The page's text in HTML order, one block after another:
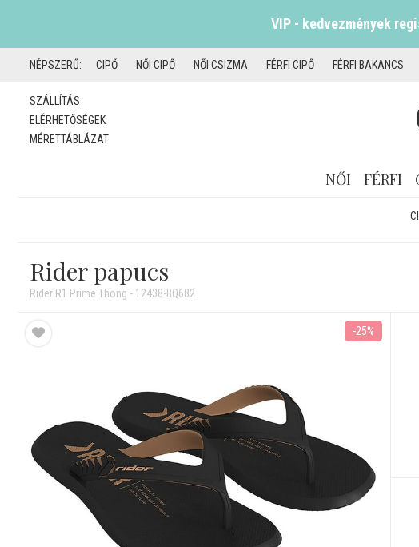
VIP - kedvezmények
NÉPSZERŰ: CIPŐ NŐI CIPŐ NŐI CSIZMA FÉRFI CIPŐ FÉRFI BAKANCS
SZÁLLÍTÁS
ELÉRHETŐSÉGEK
MÉRETTÁBLÁZAT
NŐI FÉRFI
Rider papucs
Rider R1 Prime Thong - 12438-BQ682
-25%